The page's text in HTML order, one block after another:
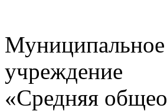
Муниципальное
учреждение
«Средняя